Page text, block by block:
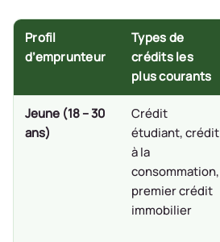
Profil
d’emprunteur
Types de
crédits les
plus courants
Jeune (18 – 30
ans)
Crédit
étudiant, crédit
à la
consommation,
premier crédit
immobilier